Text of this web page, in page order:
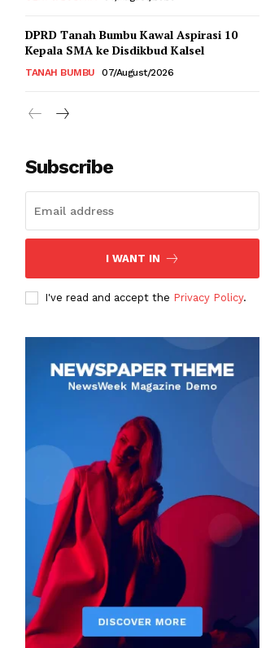
DPRD Tanah Bumbu Kawal Aspirasi 10
Kepala SMA ke Disdikbud Kalsel
TANAH BUMBU 07/August/2026
Subscribe
I WANT IN
I've read and accept the Privacy Policy.